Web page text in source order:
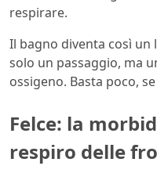
respirare.
Il bagno diventa così un
solo un passaggio, ma
ossigeno. Basta poco,
Felce: la
respiro delle